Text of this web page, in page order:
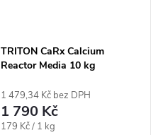
TRITON CaRx Calcium
Reactor Media 10 kg
1 479,34 Kč bez DPH
1 790 Kč
Měrná
179 Kč / 1 kg